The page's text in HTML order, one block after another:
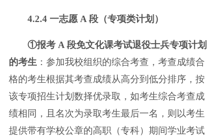
4.2.4 一志愿 A 段（专项类计划）
①报考 A 段免文化课考试退役士兵专项计划
的考生 ：参加我校组织的综合考查，考查成绩合
格的考生根据其考查成绩从高分到低分排序，按
该专项招生计划 数择优录取，如考生综合考查成
绩相同，且名次为录取考生最后一名，则以考生
提供带有学校公章的高职（专科）期间学业考试